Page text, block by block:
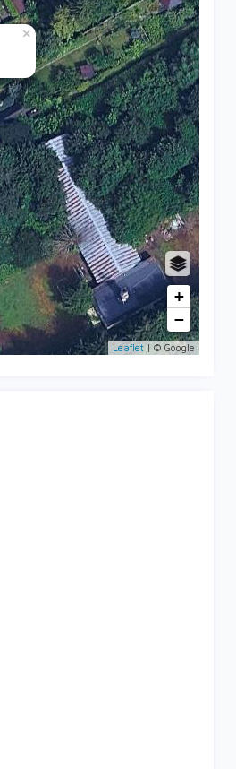
×
+
−
Leaflet| © Google